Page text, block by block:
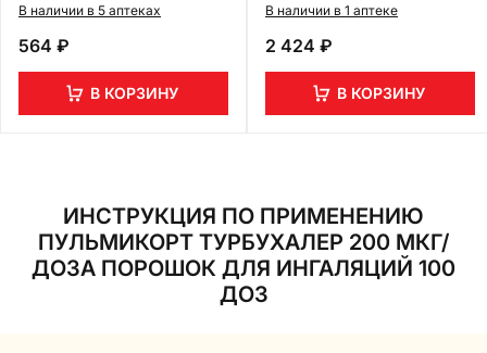
В наличии в 5 аптеках
564 ₽
В КОРЗИНУ
В наличии в 1 аптеке
2 424 ₽
В КОРЗИНУ
ИНСТРУКЦИЯ ПО ПРИМЕНЕНИЮ
ПУЛЬМИКОРТ ТУРБУХАЛЕР 200 МКГ/
ДОЗА ПОРОШОК ДЛЯ ИНГАЛЯЦИЙ 100
ДОЗ